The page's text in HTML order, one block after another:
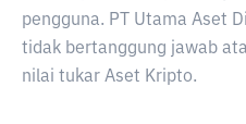
pengguna. PT Utama Aset
tidak bertanggung jawab
nilai tukar Aset Kripto.